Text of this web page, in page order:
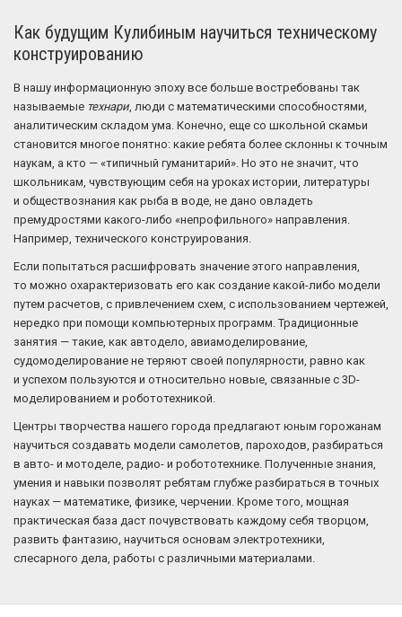
Как будущим Кулибиным научиться техническому
конструированию
В нашу информационную эпоху все больше востребованы так
называемые технари, люди с математическими способностями,
аналитическим складом ума. Конечно, еще со школьной скамьи
становится многое понятно: какие ребята более склонны к точным
наукам, а кто — «типичный гуманитарий». Но это не значит, что
школьникам, чувствующим себя на уроках истории, литературы
и обществознания как рыба в воде, не дано овладеть
премудростями какого-либо «непрофильного» направления.
Например, технического конструирования.
Если попытаться расшифровать значение этого направления,
то можно охарактеризовать его как создание какой-либо модели
путем расчетов, с привлечением схем, с использованием чертежей,
нередко при помощи компьютерных программ. Традиционные
занятия — такие, как автодело, авиамоделирование,
судомоделирование не теряют своей популярности, равно как
и успехом пользуются и относительно новые, связанные с 3D-
моделированием и робототехникой.
Центры творчества нашего города предлагают юным горожанам
научиться создавать модели самолетов, пароходов, разбираться
в авто- и мотоделе, радио- и робототехнике. Полученные знания,
умения и навыки позволят ребятам глубже разбираться в точных
науках — математике, физике, черчении. Кроме того, мощная
практическая база даст почувствовать каждому себя творцом,
развить фантазию, научиться основам электротехники,
слесарного дела, работы с различными материалами.